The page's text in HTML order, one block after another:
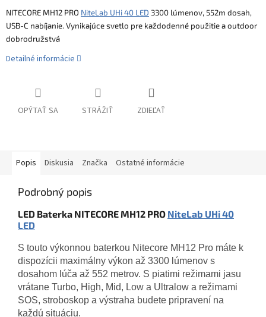
NITECORE MH12 PRO NiteLab UHi 40 LED 3300 lúmenov, 552m dosah,
USB-C nabíjanie. Vynikajúce svetlo pre každodenné použitie a outdoor
dobrodružstvá
Detailné informácie
OPÝTAŤ SA STRÁŽIŤ ZDIEĽAŤ
Popis Diskusia Značka Ostatné informácie
Podrobný popis
LED Baterka NITECORE MH12 PRO NiteLab UHi 40
LED
S touto výkonnou baterkou Nitecore MH12 Pro máte k
dispozícii maximálny výkon až 3300 lúmenov s
dosahom lúča až 552 metrov. S piatimi režimami jasu
vrátane Turbo, High, Mid, Low a Ultralow a režimami
SOS, stroboskop a výstraha budete pripravení na
každú situáciu.